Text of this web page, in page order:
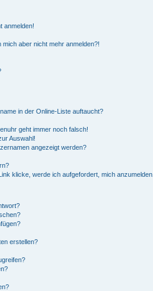
anmelden!
aber nicht mehr anmelden?!
in der Online-Liste auftaucht?
geht immer noch falsch!
Auswahl!
angezeigt werden?
klicke, werde ich aufgefordert, mich anzumelden.
erstellen?